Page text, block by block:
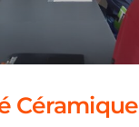
Céramique